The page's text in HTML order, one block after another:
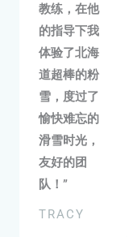
教练，在他
的指导下我
体验了北海
道超棒的粉
雪，度过了
愉快难忘的
滑雪时光，
友好的团
队！”
TRACY